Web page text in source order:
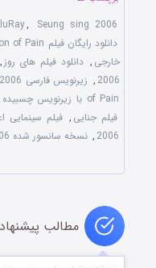
, Seung sing 2006
دانلود رایگان فیلم Confession of Pain
خارجی , دانلود فیلم های روز ,
2006
, زیرنویس فارسی Confession of Pain 2006
of Pain با زیرنویس چسبیده
فیلم جنایی , فیلم سینمایی
2006
, نسخه سانسور شده Confession of Pain 2006
مطالب